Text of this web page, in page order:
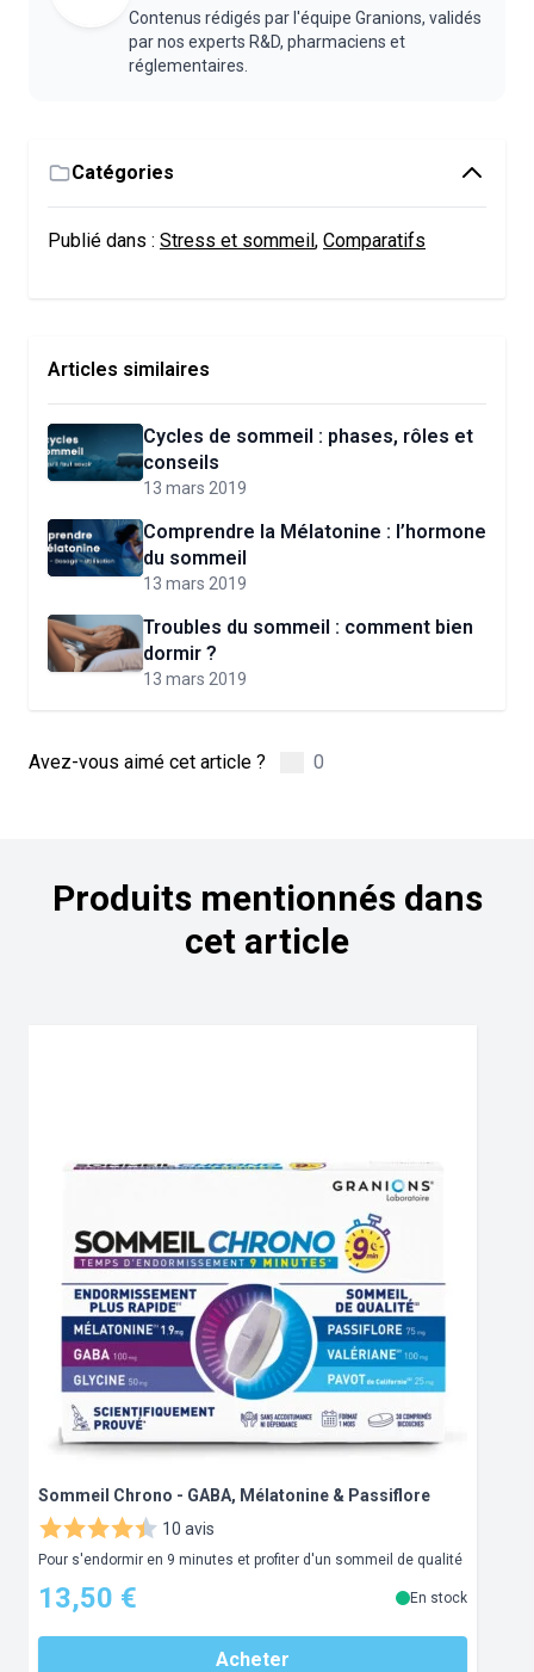
Contenus rédigés par l'équipe Granions, validés
par nos experts R&D, pharmaciens et
réglementaires.
Catégories
Publié dans : Stress et sommeil, Comparatifs
Articles similaires
Cycles de sommeil : phases, rôles et
conseils
13 mars 2019
Comprendre la Mélatonine : l’hormone
du sommeil
13 mars 2019
Troubles du sommeil : comment bien
dormir ?
13 mars 2019
Avez-vous aimé cet article ? 0
Produits mentionnés dans
cet article
Sommeil Chrono - GABA, Mélatonine & Passiflore
10 avis
Pour s'endormir en 9 minutes et profiter d'un sommeil de qualité
13,50 € En stock
Acheter